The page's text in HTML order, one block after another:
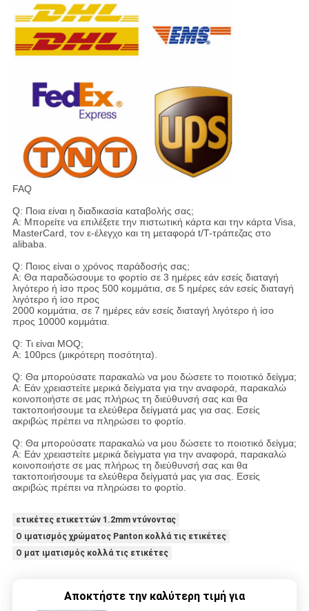
FAQ
Q: Ποια είναι η διαδικασία καταβολής σας;
Α: Μπορείτε να επιλέξετε την πιστωτική κάρτα και την κάρτα Visa,
MasterCard, τον ε-έλεγχο και τη μεταφορά t/T-τράπεζας στο
alibaba.
Q: Ποιος είναι ο χρόνος παράδοσής σας;
Α: Θα παραδώσουμε το φορτίο σε 3 ημέρες εάν εσείς διαταγή
λιγότερο ή ίσο προς 500 κομμάτια, σε 5 ημέρες εάν εσείς διαταγή
λιγότερο ή ίσο προς
2000 κομμάτια, σε 7 ημέρες εάν εσείς διαταγή λιγότερο ή ίσο
προς 10000 κομμάτια.
Q: Τι είναι MOQ;
Α: 100pcs (μικρότερη ποσότητα).
Q: Θα μπορούσατε παρακαλώ να μου δώσετε το ποιοτικό δείγμα;
Α: Εάν χρειαστείτε μερικά δείγματα για την αναφορά, παρακαλώ
κοινοποιήστε σε μας πλήρως τη διεύθυνσή σας και θα
τακτοποιήσουμε τα ελεύθερα δείγματά μας για σας. Εσείς
ακριβώς πρέπει να πληρώσει το φορτίο.
Q: Θα μπορούσατε παρακαλώ να μου δώσετε το ποιοτικό δείγμα;
Α: Εάν χρειαστείτε μερικά δείγματα για την αναφορά, παρακαλώ
κοινοποιήστε σε μας πλήρως τη διεύθυνσή σας και θα
τακτοποιήσουμε τα ελεύθερα δείγματά μας για σας. Εσείς
ακριβώς πρέπει να πληρώσει το φορτίο.
ετικέτες ετικεττών 1.2mm ντύνοντας
Ο ιματισμός χρώματος Panton κολλά τις ετικέτες
Ο ματ ιματισμός κολλά τις ετικέτες
Αποκτήστε την καλύτερη τιμή για